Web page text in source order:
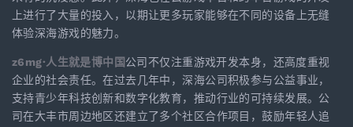
上进行了大量的投入，以期让更多玩家能够在不同的设备上无缝
体验深海游戏的魅力。
z6mg·人生就是博中国公司不仅注重游戏开发本身，还高度重视
企业的社会责任。在过去几年中，深海公司积极参与公益事业，
支持青少年科技创新和数字化教育，推动行业的可持续发展。公
司在大丰市周边地区还建立了多个社区合作项目，鼓励年轻人追